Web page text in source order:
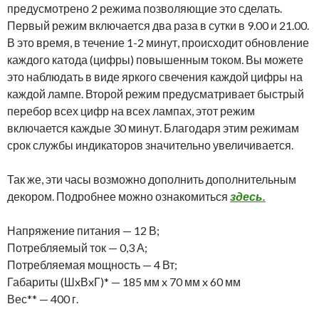
предусмотрено 2 режима позволяющие это сделать.
Первый режим включается два раза в сутки в 9.00 и 21.00.
В это время, в течение 1-2 минут, происходит обновление
каждого катода (цифры) повышенным током. Вы можете
это наблюдать в виде яркого свечения каждой цифры на
каждой лампе. Второй режим предусматривает быстрый
перебор всех цифр на всех лампах, этот режим
включается каждые 30 минут. Благодаря этим режимам
срок службы индикаторов значительно увеличивается.
Так же, эти часы возможно дополнить дополнительным
декором. Подробнее можно ознакомиться здесь.
Напряжение питания — 12 В;
Потребляемый ток — 0,3 А;
Потребляемая мощность — 4 Вт;
Габариты (ШxВxГ)* — 185 мм x 70 мм x 60 мм
Вес** — 400 г.